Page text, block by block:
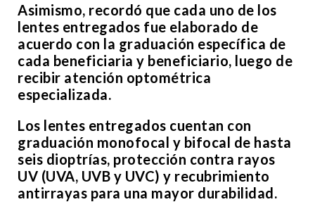
Asimismo, recordó que cada uno de los
lentes entregados fue elaborado de
acuerdo con la graduación específica de
cada beneficiaria y beneficiario, luego de
recibir atención optométrica
especializada.
Los lentes entregados cuentan con
graduación monofocal y bifocal de hasta
seis dioptrías, protección contra rayos
UV (UVA, UVB y UVC) y recubrimiento
antirrayas para una mayor durabilidad.